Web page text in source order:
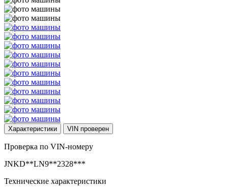
Характеристики VIN проверен
Проверка по VIN-номеру
JNKD**LN9**2328***
Технические характеристики